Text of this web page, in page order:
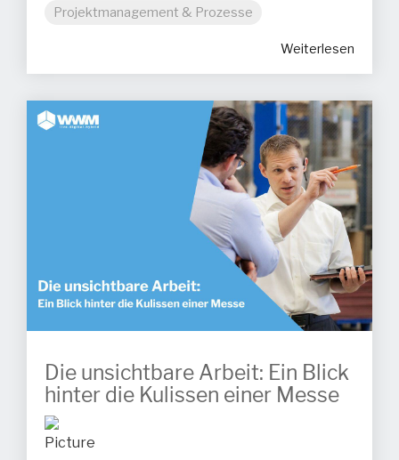
Projektmanagement & Prozesse
Weiterlesen
Die unsichtbare Arbeit: Ein Blick
hinter die Kulissen einer Messe